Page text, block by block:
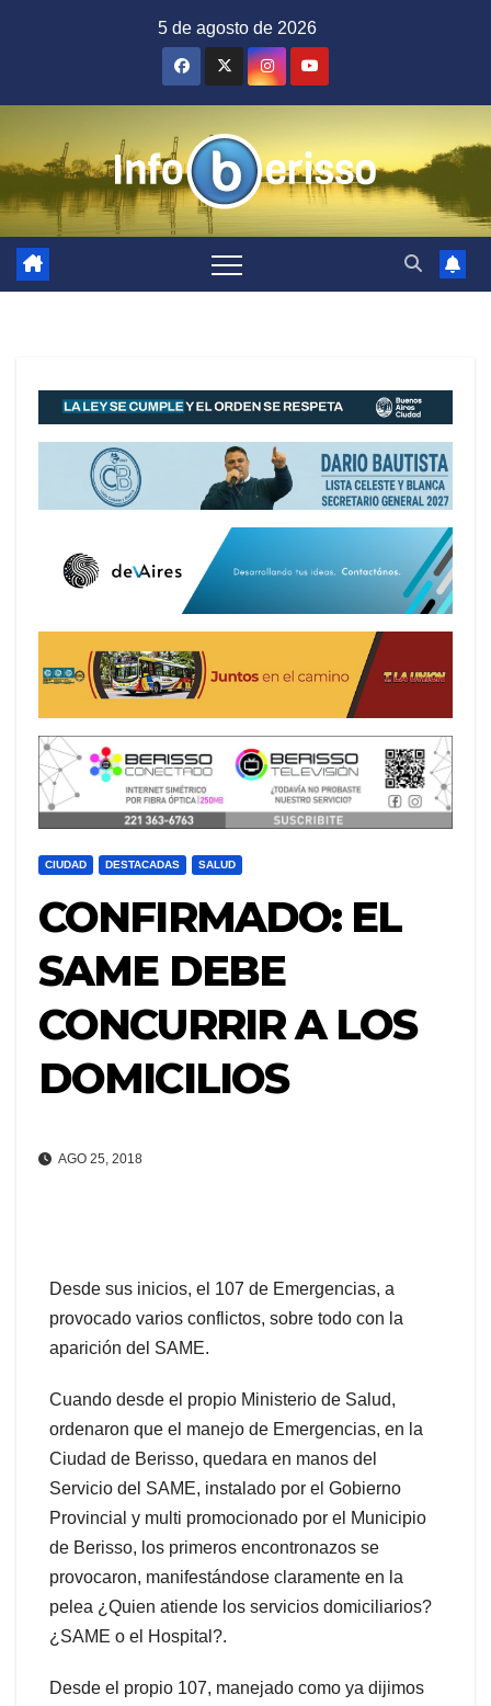
5 de agosto de 2026
CIUDAD DESTACADAS SALUD
CONFIRMADO: EL
SAME DEBE
CONCURRIR A LOS
DOMICILIOS
AGO 25, 2018
Desde sus inicios, el 107 de Emergencias, a
provocado varios conflictos, sobre todo con la
aparición del SAME.
Cuando desde el propio Ministerio de Salud,
ordenaron que el manejo de Emergencias, en la
Ciudad de Berisso, quedara en manos del
Servicio del SAME, instalado por el Gobierno
Provincial y multi promocionado por el Municipio
de Berisso, los primeros encontronazos se
provocaron, manifestándose claramente en la
pelea ¿Quien atiende los servicios domiciliarios?
¿SAME o el Hospital?.
Desde el propio 107, manejado como ya dijimos